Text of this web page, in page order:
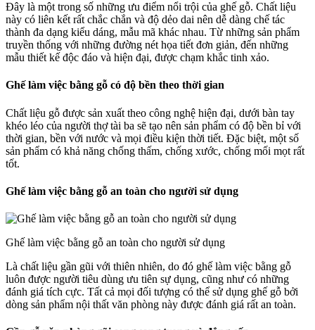
Đây là một trong số những ưu điểm nổi trội của ghế gỗ. Chất liệu
này có liên kết rất chắc chắn và độ dẻo dai nên dễ dàng chế tác
thành đa dạng kiểu dáng, mẫu mã khác nhau. Từ những sản phẩm
truyền thống với những đường nét họa tiết đơn giản, đến những
mẫu thiết kế độc đáo và hiện đại, được chạm khắc tinh xảo.
Ghế làm việc bằng gỗ có độ bền theo thời gian
Chất liệu gỗ được sản xuất theo công nghệ hiện đại, dưới bàn tay
khéo léo của người thợ tài ba sẽ tạo nên sản phẩm có độ bền bỉ với
thời gian, bền với nước và mọi điều kiện thời tiết. Đặc biệt, một số
sản phẩm có khả năng chống thấm, chống xước, chống mối mọt rất
tốt.
Ghế làm việc bằng gỗ an toàn cho người sử dụng
Ghế làm việc bằng gỗ an toàn cho người sử dụng
Là chất liệu gần gũi với thiên nhiên, do đó ghế làm việc bằng gỗ
luôn được người tiêu dùng ưu tiên sự dụng, cũng như có những
đánh giá tích cực. Tất cả mọi đối tượng có thể sử dụng ghế gỗ bởi
dòng sản phẩm nội thất văn phòng này được đánh giá rất an toàn.